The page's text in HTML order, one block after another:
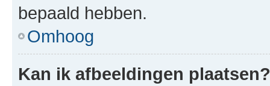
bepaald hebben.
Omhoog
Kan ik afbeeldingen plaatsen?